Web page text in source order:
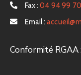
Fax : 04 94 99 70
Email :
Conformité RGAA